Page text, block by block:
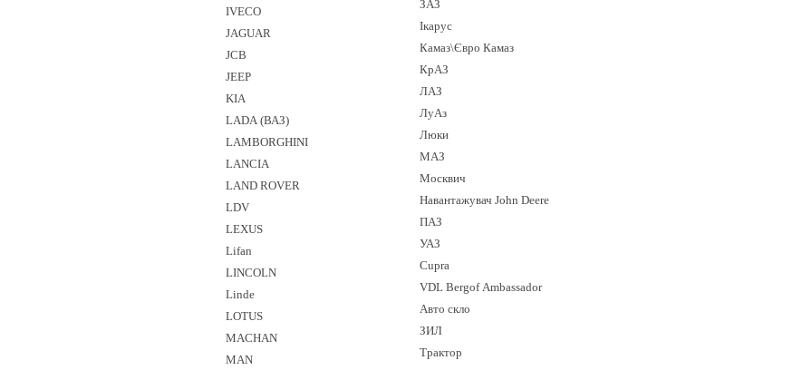
IVECO
JAGUAR
JCB
JEEP
KIA
LADA (ВАЗ)
LAMBORGHINI
LANCIA
LAND ROVER
LDV
LEXUS
Lifan
LINCOLN
Linde
LOTUS
MACHAN
MAN
ЗАЗ
Ікарус
Камаз\Євро Камаз
КрАЗ
ЛАЗ
ЛуАз
Люки
МАЗ
Москвич
Навантажувач John Deere
ПАЗ
УАЗ
Cupra
VDL Bergof Ambassador
Авто скло
ЗИЛ
Трактор